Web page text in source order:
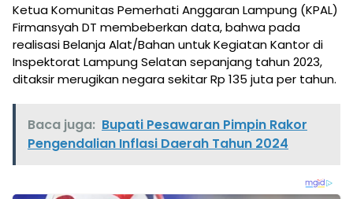
Ketua Komunitas Pemerhati Anggaran Lampung (KPAL)
Firmansyah DT membeberkan data, bahwa pada
realisasi Belanja Alat/Bahan untuk Kegiatan Kantor di
Inspektorat Lampung Selatan sepanjang tahun 2023,
ditaksir merugikan negara sekitar Rp 135 juta per tahun.
Baca juga: Bupati Pesawaran Pimpin Rakor
Pengendalian Inflasi Daerah Tahun 2024